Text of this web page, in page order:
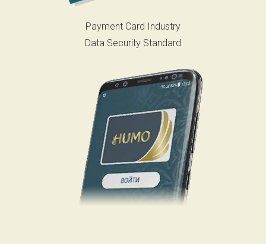
Payment Card Industry
Data Security Standard